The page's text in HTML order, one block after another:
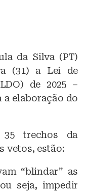
da Silva (PT)
(31) a Lei de
de 2025 –
a elaboração do
trechos da
vetos, estão:
“blindar” as
seja, impedir